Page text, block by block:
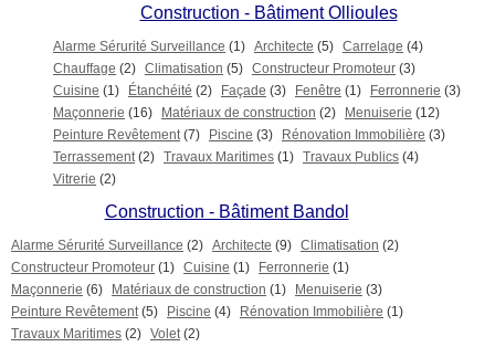
Construction - Bâtiment Ollioules
Alarme Sérurité Surveillance (1) Architecte (5) Carrelage (4)
Chauffage (2) Climatisation (5) Constructeur Promoteur (3)
Cuisine (1) Étanchéité (2) Façade (3) Fenêtre (1) Ferronnerie (3)
Maçonnerie (16) Matériaux de construction (2) Menuiserie (12)
Peinture Revêtement (7) Piscine (3) Rénovation Immobilière (3)
Terrassement (2) Travaux Maritimes (1) Travaux Publics (4)
Vitrerie (2)
Construction - Bâtiment Bandol
Alarme Sérurité Surveillance (2) Architecte (9) Climatisation (2)
Constructeur Promoteur (1) Cuisine (1) Ferronnerie (1)
Maçonnerie (6) Matériaux de construction (1) Menuiserie (3)
Peinture Revêtement (5) Piscine (4) Rénovation Immobilière (1)
Travaux Maritimes (2) Volet (2)